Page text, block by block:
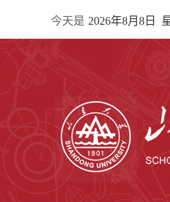
今天是 2026年8月8日